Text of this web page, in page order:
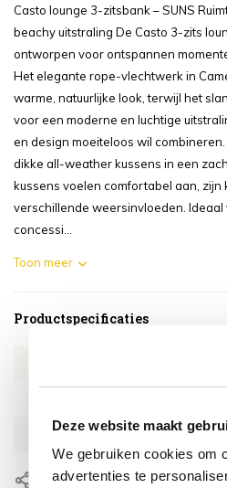
Deze website maakt
We gebruiken cookies om
advertenties te
Casto lounge 3-zitsbank – SUNS
beachy uitstraling De Casto 3-zits
ontworpen voor ontspannen
Het elegante rope-vlechtwerk in
warme, natuurlijke look, terwijl het
voor een moderne en luchtige
en design moeiteloos wil
dikke all-weather kussens in een
kussens voelen comfortabel aan, zijn
verschillende weersinvloeden.
concessi...
Toon meer
Productspecificaties
EAN
Delen